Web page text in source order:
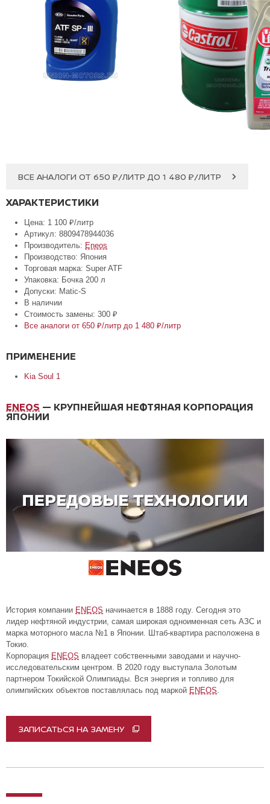
ВСЕ АНАЛОГИ ОТ 650 ₽/ЛИТР ДО 1 480 ₽/ЛИТР
ХАРАКТЕРИСТИКИ
Цена: 1 100 ₽/литр
Артикул: 8809478944036
Производитель: Eneos
Производство: Япония
Торговая марка: Super ATF
Упаковка: Бочка 200 л
Допуски: Matic-S
В наличии
Стоимость замены: 300 ₽
Все аналоги от 650 ₽/литр до 1 480 ₽/литр
ПРИМЕНЕНИЕ
Kia Soul 1
ENEOS — КРУПНЕЙШАЯ НЕФТЯНАЯ КОРПОРАЦИЯ
ЯПОНИИ
История компании ENEOS начинается в 1888 году. Сегодня это
лидер нефтяной индустрии, самая широкая одноименная сеть АЗС и
марка моторного масла №1 в Японии. Штаб-квартира расположена в
Токио.
Корпорация ENEOS владеет собственными заводами и научно-
исследовательским центром. В 2020 году выступала Золотым
партнером Токийской Олимпиады. Вся энергия и топливо для
олимпийских объектов поставлялась под маркой ENEOS
ЗАПИСАТЬСЯ НА ЗАМЕНУ